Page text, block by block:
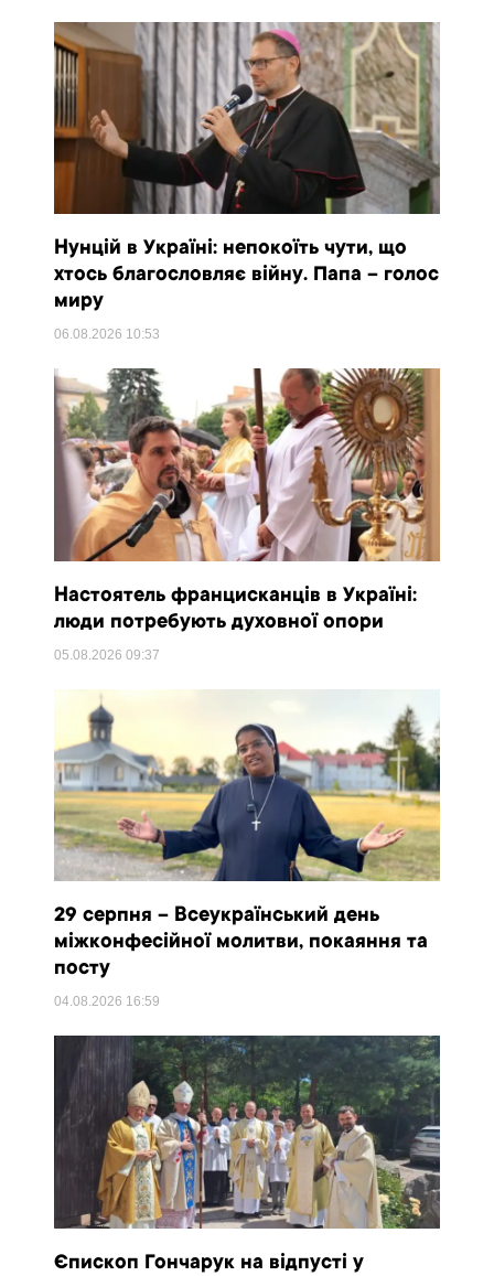
Нунцій в Україні: непокоїть чути, що
хтось благословляє війну. Папа – голос
миру
06.08.2026 10:53
Настоятель францисканців в Україні:
люди потребують духовної опори
05.08.202609:37
29 серпня – Всеукраїнський день
міжконфесійної молитви, покаяння та
посту
04.08.2026 16:59
Єпископ Гончарук на відпусті у